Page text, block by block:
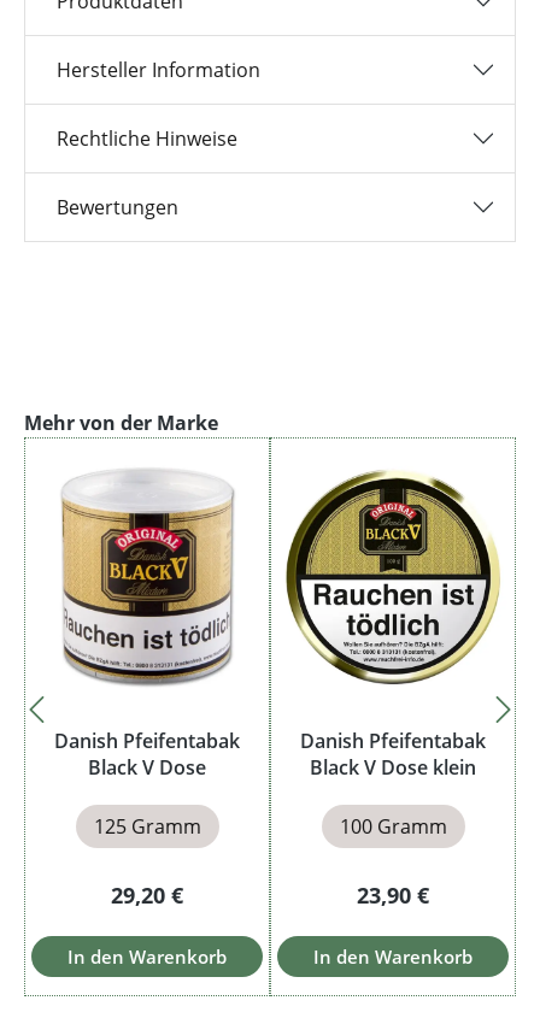
Hersteller Information
Rechtliche Hinweise
Bewertungen
Produktgalerie überspringen
Mehr von der Marke
Danish Pfeifentabak
Black V Dose
125 Gramm
Regulärer Preis:
29,20 €
In den Warenkorb
Danish Pfeifentabak
Black V Dose klein
100 Gramm
Regulärer Preis:
23,90 €
In den Warenkorb